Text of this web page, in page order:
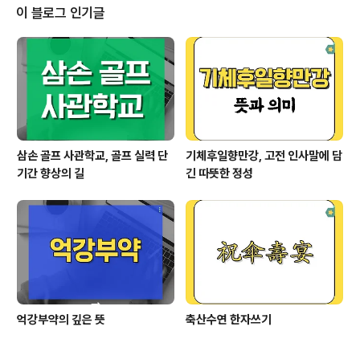
의 따뜻한 감정터키어에서 ‘귤레귤레(Güle-Güle)’는떠나
는 사람에게 남아 있는 이가 전하는 작별 인사입니다.“웃으
며 안녕”, “행복하게 가라”는 의미를 담고 있으며그 뉘앙스
에는 상대방의 앞날에 행복이 함께하길 바라는 진심이 스
며 있습니다.이 말에는 싸늘한 이별이 아닌,함께했던 시간
에 대한 감사와 따뜻한 작별이 녹아 있습니..
이 블로그 인기글
삼손 골프 사관학교, 골프 실력 단
기간 향상의 길
기체후일향만강, 고전 인사말에 담
긴 따뜻한 정성
억강부약의 깊은 뜻 축산수연 한자쓰기